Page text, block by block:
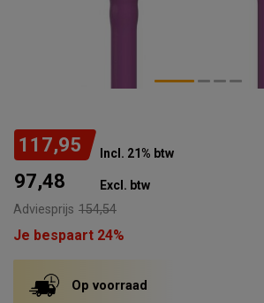
117,95 Incl. 21% btw
97,48 Excl. btw
Adviesprijs 154,54
Je bespaart 24%
Op voorraad